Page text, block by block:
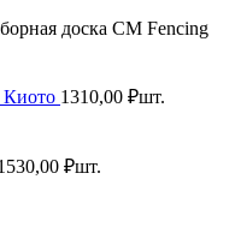
доска СМ Fencing
Киото 1310,00 ₽шт.
₽шт.